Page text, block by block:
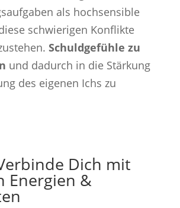
als hochsensible
schwierigen Konflikte
Schuldgefühle zu
und dadurch in die Stärkung
des eigenen Ichs zu
Dich mit
Energien &